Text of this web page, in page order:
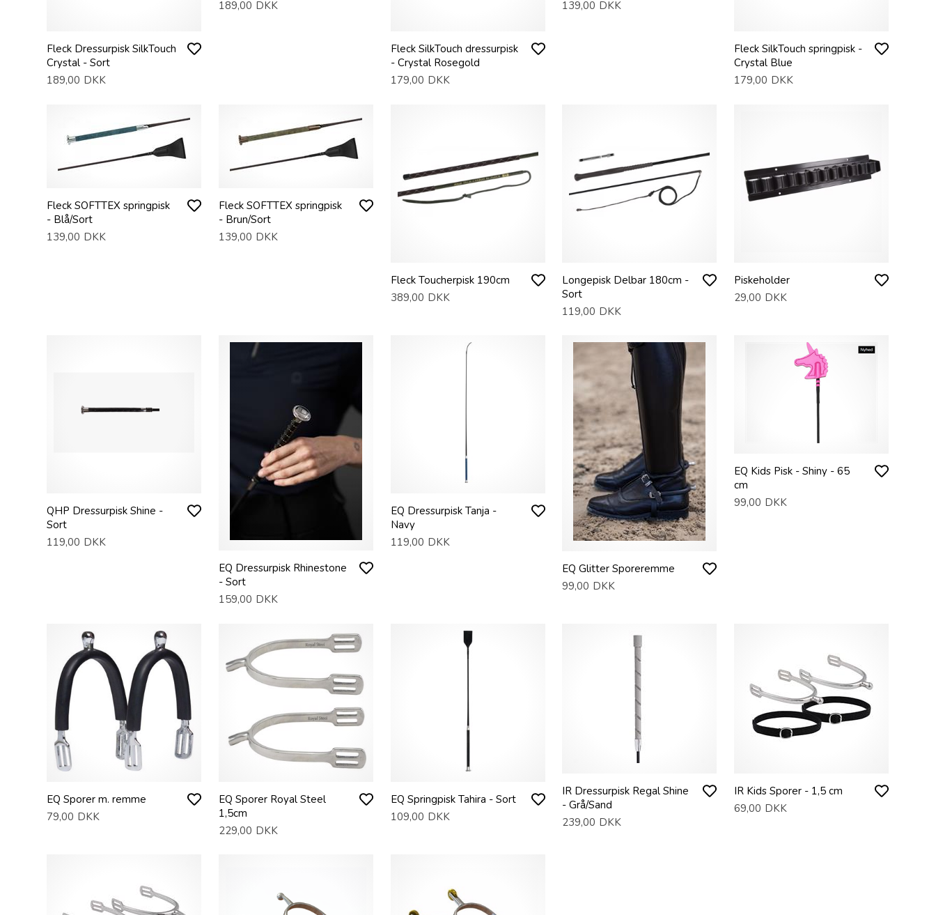
Fleck Dressurpisk SilkTouch
Crystal - Sort
189,00 DKK
189,00 DKK
Fleck SilkTouch dressurpisk
- Crystal Rosegold
179,00 DKK
139,00 DKK
Fleck SilkTouch springpisk -
Crystal Blue
179,00 DKK
Fleck SOFTTEX springpisk
- Blå/Sort
139,00 DKK
Fleck SOFTTEX springpisk
- Brun/Sort
139,00 DKK
Fleck Toucherpisk 190cm
389,00 DKK
Longepisk Delbar 180cm -
Sort
119,00 DKK
Piskeholder
29,00 DKK
QHP Dressurpisk Shine -
Sort
119,00 DKK
EQ Dressurpisk Rhinestone
- Sort
159,00 DKK
EQ Dressurpisk Tanja -
Navy
119,00 DKK
EQ Glitter Sporeremme
99,00 DKK
EQ Kids Pisk - Shiny - 65
cm
99,00 DKK
EQ Sporer m. remme
79,00 DKK
EQ Sporer Royal Steel
1,5cm
229,00 DKK
EQ Springpisk Tahira - Sort
109,00 DKK
IR Dressurpisk Regal Shine
- Grå/Sand
239,00 DKK
IR Kids Sporer - 1,5 cm
69,00 DKK